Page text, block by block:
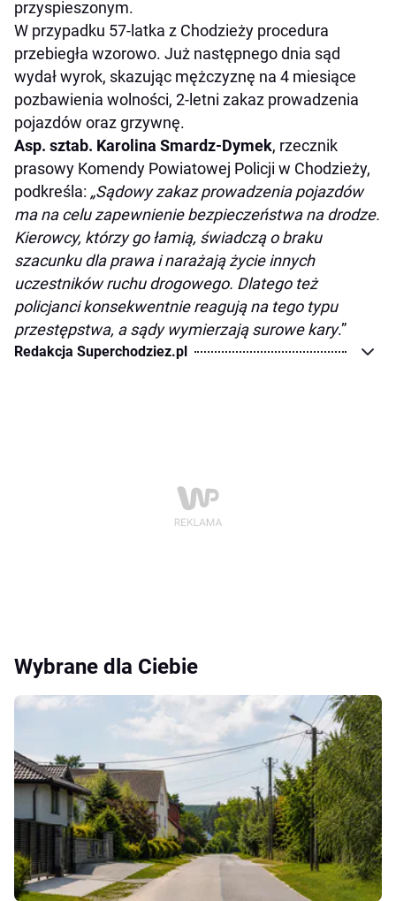
przyspieszonym.
W przypadku 57-latka z Chodzieży procedura
przebiegła wzorowo. Już następnego dnia sąd
wydał wyrok, skazując mężczyznę na 4 miesiące
pozbawienia wolności, 2-letni zakaz prowadzenia
pojazdów oraz grzywnę.
Asp. sztab. Karolina Smardz-Dymek, rzecznik
prasowy Komendy Powiatowej Policji w Chodzieży,
podkreśla: „Sądowy zakaz prowadzenia pojazdów
ma na celu zapewnienie bezpieczeństwa na drodze.
Kierowcy, którzy go łamią, świadczą o braku
szacunku dla prawa i narażają życie innych
uczestników ruchu drogowego. Dlatego też
policjanci konsekwentnie reagują na tego typu
przestępstwa, a sądy wymierzają surowe kary.”
Redakcja Superchodziez.pl
Wybrane dla Ciebie